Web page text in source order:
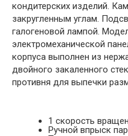
кондитерских изделий.
закругленным углам.
галогеновой лампой.
электромеханической
корпуса выполнен из
двойного закаленного
противня для выпечки
1 скорость
Ручной впрыск